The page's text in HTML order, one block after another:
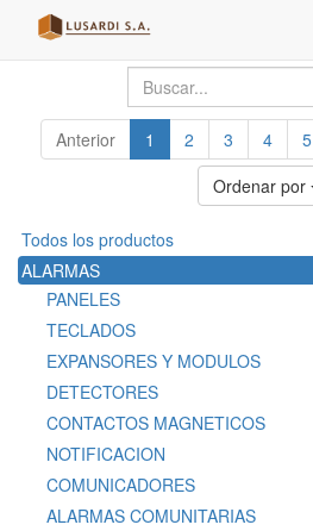
Anterior 1 2 3 4 5
Ordenar por
Todos los productos
ALARMAS
PANELES
TECLADOS
EXPANSORES Y MODULOS
DETECTORES
CONTACTOS MAGNETICOS
NOTIFICACION
COMUNICADORES
ALARMAS COMUNITARIAS